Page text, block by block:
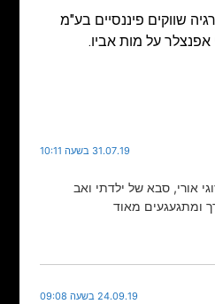
שווקים פיננסיים בע"מ
על מות אביו.
31.07.19 בשעה 10:11
אורי, סבא של ילדתי ואב
ומתגעגעים מאוד
24.09.19 בשעה 09:08